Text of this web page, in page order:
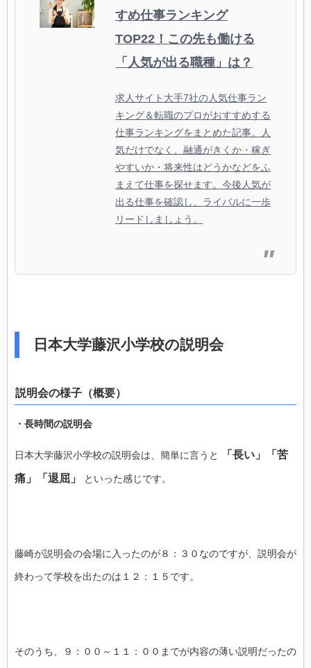
すめ仕事ランキング
TOP22！この先も働ける
「人気が出る職種」は？
求人サイト大手7社の人気仕事ラン
キング＆転職のプロがおすすめする
仕事ランキングをまとめた記事。人
気だけでなく、融通がきくか・稼ぎ
やすいか・将来性はどうかなどをふ
まえて仕事を探せます。今後人気が
出る仕事を確認し、ライバルに一歩
リードしましょう。
日本大学藤沢小学校の説明会
説明会の様子（概要）
・長時間の説明会
日本大学藤沢小学校の説明会は、簡単に言うと
「長い」「苦
痛」「退屈」
といった感じです。
藤崎が説明会の会場に入ったのが８：３０なのですが、説明会が
終わって学校を出たのは１２：１５です。
そのうち、９：００～１１：００までが内容の薄い説明だったの